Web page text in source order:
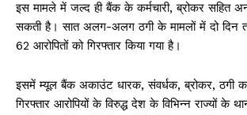
इस मामले में जल्द ही बैंक के कर्मचारी, ब्रोकर सहित
सकती है। सात अलग-अलग ठगी के मामलों में दो दिन
62 आरोपितों को गिरफ्तार किया गया है।
इसमें म्यूल बैंक अकाउंट धारक, संवर्धक, ब्रोकर, ठगी
गिरफ्तार आरोपियों के विरुद्ध देश के विभिन्न राज्यों के